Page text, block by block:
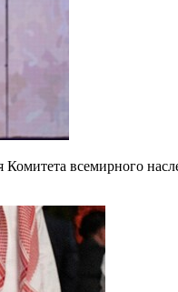
всемирного